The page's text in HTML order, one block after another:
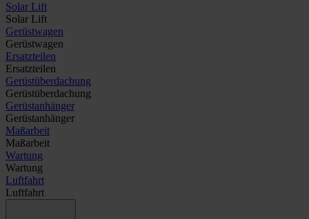
Solar Lift
Solar Lift
Gerüstwagen
Gerüstwagen
Ersatzteilen
Ersatzteilen
Gerüstüberdachung
Gerüstüberdachung
Gerüstanhänger
Gerüstanhänger
Maßarbeit
Maßarbeit
Wartung
Wartung
Luftfahrt
Luftfahrt